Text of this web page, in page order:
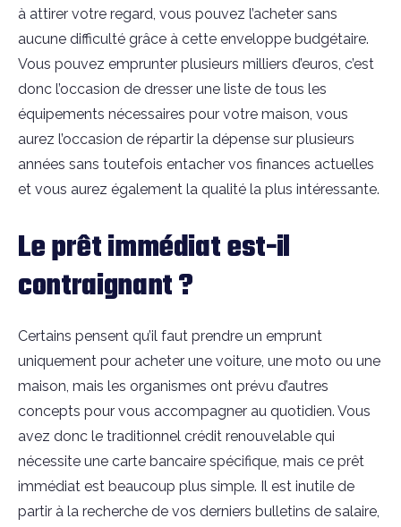
à attirer votre regard, vous pouvez l’acheter sans
aucune difficulté grâce à cette enveloppe budgétaire.
Vous pouvez emprunter plusieurs milliers d’euros, c’est
donc l’occasion de dresser une liste de tous les
équipements nécessaires pour votre maison, vous
aurez l’occasion de répartir la dépense sur plusieurs
années sans toutefois entacher vos finances actuelles
et vous aurez également la qualité la plus intéressante.
Le prêt immédiat est-il
contraignant ?
Certains pensent qu’il faut prendre un emprunt
uniquement pour acheter une voiture, une moto ou une
maison, mais les organismes ont prévu d’autres
concepts pour vous accompagner au quotidien. Vous
avez donc le traditionnel crédit renouvelable qui
nécessite une carte bancaire spécifique, mais ce prêt
immédiat est beaucoup plus simple. Il est inutile de
partir à la recherche de vos derniers bulletins de salaire,